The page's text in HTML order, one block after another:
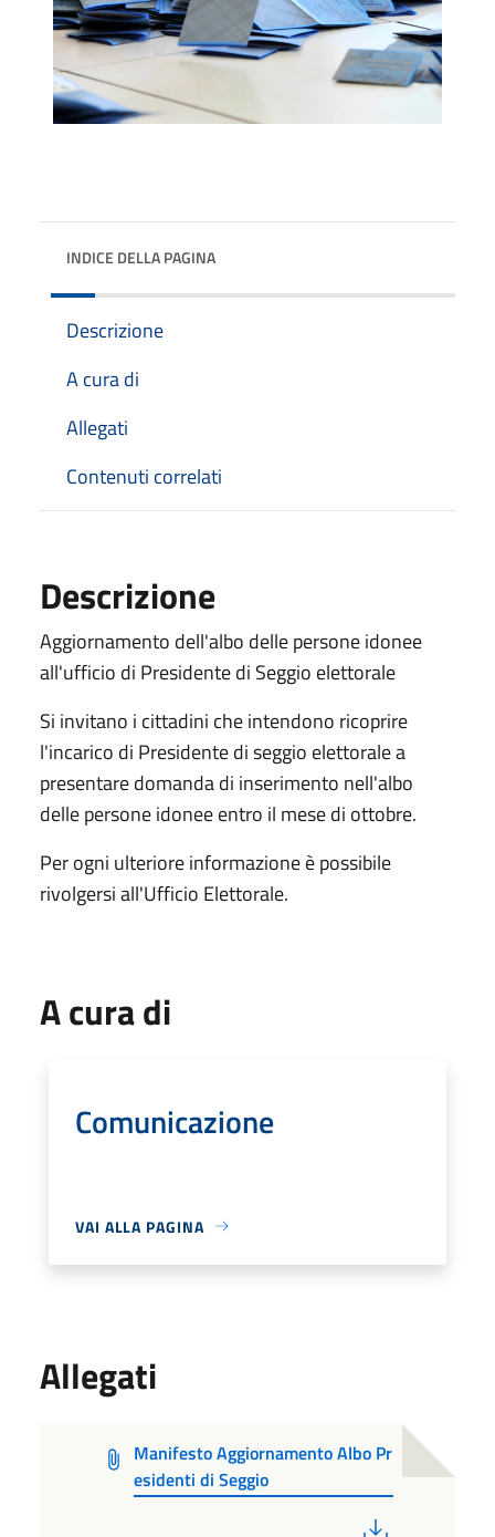
INDICE DELLA PAGINA
Descrizione
A cura di
Allegati
Contenuti correlati
Descrizione
Aggiornamento dell'albo delle persone idonee
all'ufficio di Presidente di Seggio elettorale
Si invitano i cittadini che intendono ricoprire
l'incarico di Presidente di seggio elettorale a
presentare domanda di inserimento nell'albo
delle persone idonee entro il mese di ottobre.
Per ogni ulteriore informazione è possibile
rivolgersi all'Ufficio Elettorale.
A cura di
Comunicazione
VAI ALLA PAGINA
Allegati
Manifesto Aggiornamento Albo Pr
esidenti di Seggio